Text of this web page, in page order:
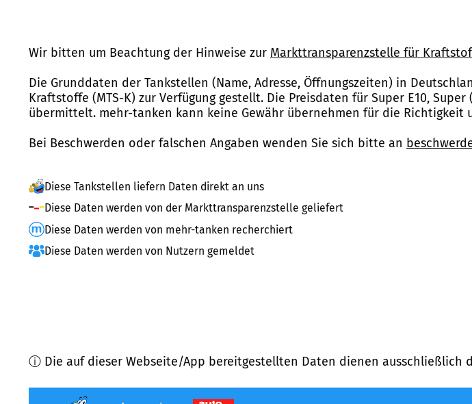
Wir bitten um Beachtung der Hinweise zur Markttransparenzstelle für
Die Grunddaten der Tankstellen (Name, Adresse, Öffnungszeiten) in
Kraftstoffe (MTS-K) zur Verfügung gestellt. Die Preisdaten für Super E10,
übermittelt. mehr-tanken kann keine Gewähr übernehmen für die
Bei Beschwerden oder falschen Angaben wenden Sie sich bitte an
Diese Tankstellen liefern Daten direkt an uns
Diese Daten werden von der Markttransparenzstelle geliefert
Diese Daten werden von mehr-tanken recherchiert
Diese Daten werden von Nutzern gemeldet
ⓘ Die auf dieser Webseite/App bereitgestellten Daten dienen ausschließlich